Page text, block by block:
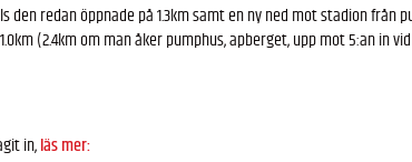
den redan öppnade på 1.3km samt en ny ned mot stadion från
(2.4km om man åker pumphus, apberget, upp mot 5:an in
in,läs mer: